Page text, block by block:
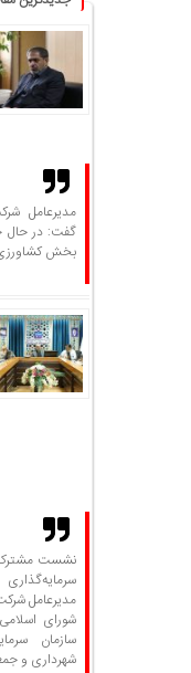
مدیرعامل
بخش
نشست مشترک
مدیرعامل
شورای
سازمان
شهرداری و